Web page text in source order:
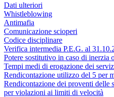
Dati ulteriori
Whistleblowing
Antimafia
Comunicazione scioperi
Codice disciplinare
Verifica intermedia P.E.G. al
Potere sostitutivo in caso di inerzia
Tempi medi di erogazione dei
Rendicontazione utilizzo del 5 per
Rendicontazione dei proventi delle
per violazioni ai limiti di velocità